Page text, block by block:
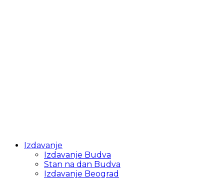
Izdavanje
Izdavanje Budva
Stan na dan Budva
Izdavanje Beograd